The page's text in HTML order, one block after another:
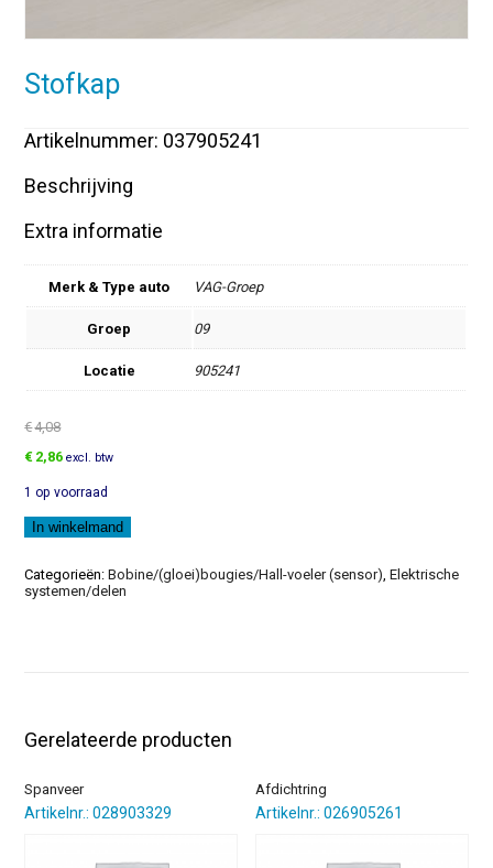
Stofkap
Artikelnummer: 037905241
Beschrijving
Extra informatie
Merk & Type auto VAG-Groep
Groep 09
Locatie 905241
€4,08
Oorspronkelijke
was:
€4,08.
€ 2,86Huidige
is:
€2,86.
excl. btw
1 op voorraad
Stofkap
aantal
In winkelmand
Categorieën:Bobine/(gloei)bougies/Hall-voeler (sensor),Elektrische
systemen/delen
Gerelateerde producten
Spanveer
Artikelnr.: 028903329
Afdichtring
Artikelnr.: 026905261